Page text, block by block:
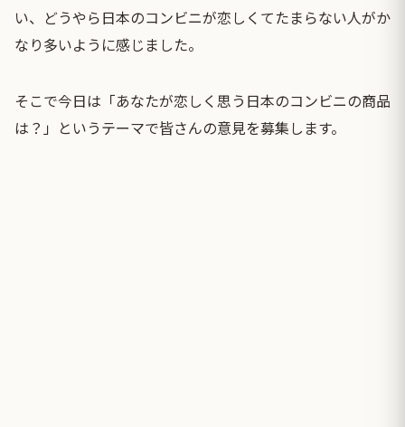
い、どうやら日本のコンビニが恋しくてたまらない人がか
なり多いように感じました。
そこで今日は「あなたが恋しく思う日本のコンビニの商品
は？」というテーマで皆さんの意見を募集します。